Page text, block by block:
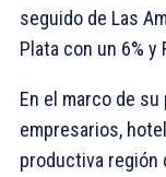
seguido de Las
Plata con un 6% y
En el marco de
empresarios,
productiva región